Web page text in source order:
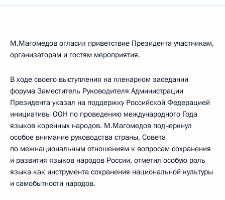
М.Магомедов огласил приветствие Президента участникам,
организаторам и гостям мероприятия.
В ходе своего выступления на пленарном заседании
форума Заместитель Руководителя Администрации
Президента указал на поддержку Российской Федерацией
инициативы ООН по проведению международного Года
языков коренных народов. М.Магомедов подчеркнул
особое внимание руководства страны, Совета
по межнациональным отношениям к вопросам сохранения
и развития языков народов России, отметил особую роль
языка как инструмента сохранения национальной культуры
и самобытности народов.